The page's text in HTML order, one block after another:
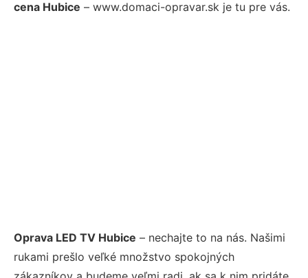
cena Hubice – www.domaci-opravar.sk je tu pre vás.
Oprava LED TV Hubice – nechajte to na nás. Našimi
rukami prešlo veľké množstvo spokojných